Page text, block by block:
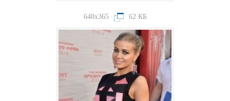
648x365 62 КБ